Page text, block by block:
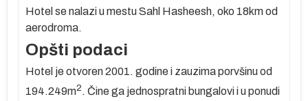
Hotel se nalazi u mestu Sahl Hasheesh, oko 18km od
aerodroma.
Opšti podaci
Hotel je otvoren 2001. godine i zauzima porvšinu od
194.249m2. Čine ga jednospratni bungalovi i u ponudi